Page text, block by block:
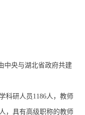
中央与湖北省政府共建
科研人员1186人，教师
，具有高级职称的教师